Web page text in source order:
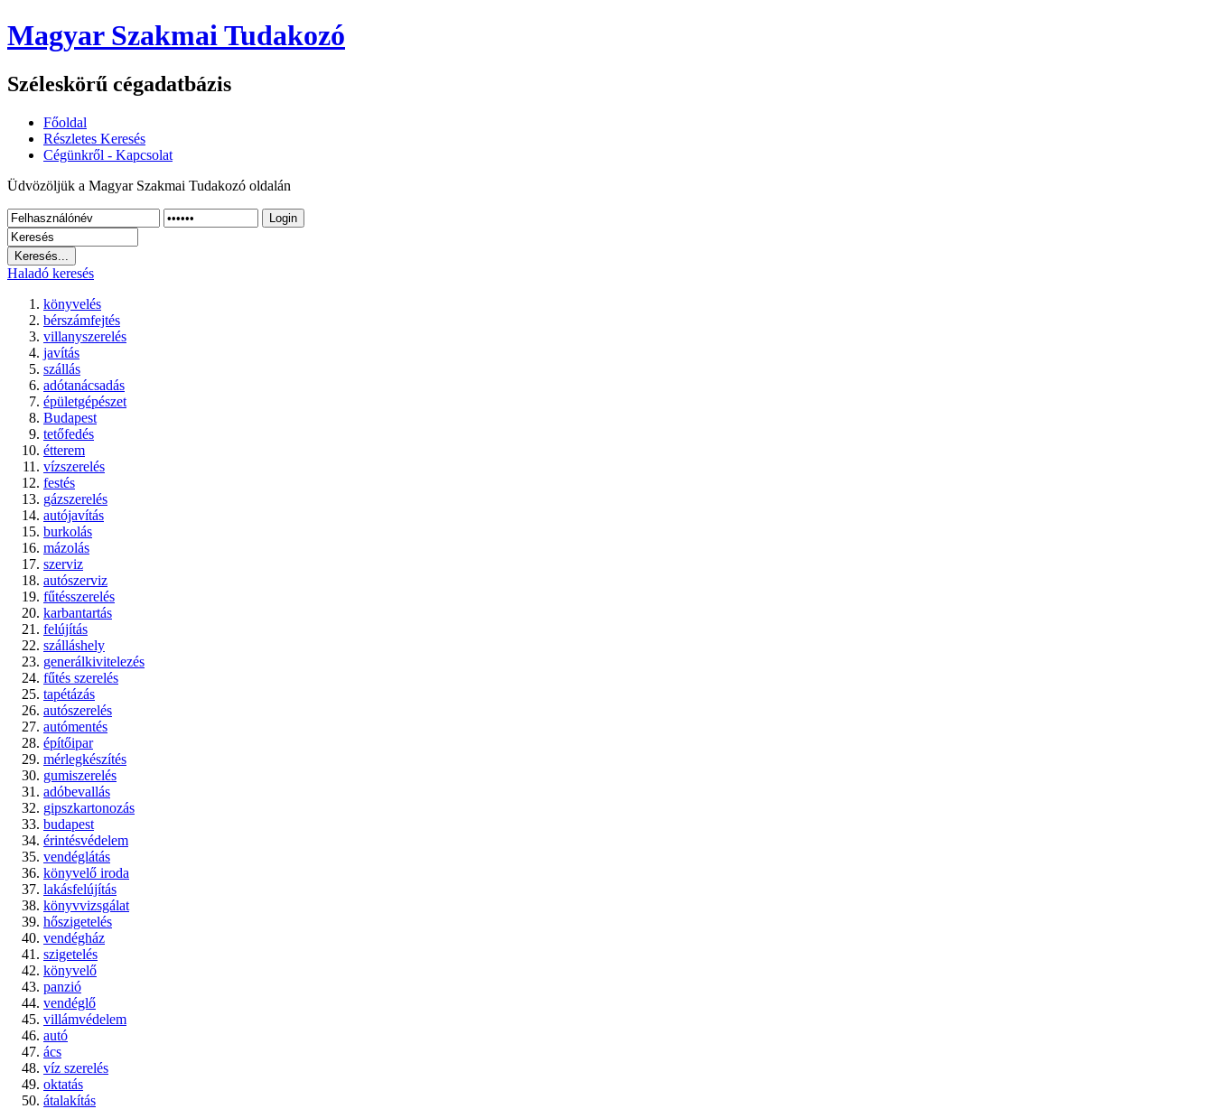
Magyar Szakmai Tudakozó
Széleskörű cégadatbázis
Főoldal
Részletes Keresés
Cégünkről - Kapcsolat
Üdvözöljük a Magyar Szakmai Tudakozó oldalán
Login
Haladó keresés
könyvelés
bérszámfejtés
villanyszerelés
javítás
szállás
adótanácsadás
épületgépészet
Budapest
tetőfedés
étterem
vízszerelés
festés
gázszerelés
autójavítás
burkolás
mázolás
szerviz
autószerviz
fűtésszerelés
karbantartás
felújítás
szálláshely
generálkivitelezés
fűtés szerelés
tapétázás
autószerelés
autómentés
építőipar
mérlegkészítés
gumiszerelés
adóbevallás
gipszkartonozás
budapest
érintésvédelem
vendéglátás
könyvelő iroda
lakásfelújítás
könyvvizsgálat
hőszigetelés
vendégház
szigetelés
könyvelő
panzió
vendéglő
villámvédelem
autó
ács
víz szerelés
oktatás
átalakítás